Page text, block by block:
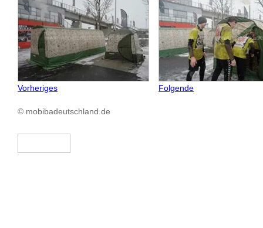
Vorheriges Folgende
© mobibadeutschland.de